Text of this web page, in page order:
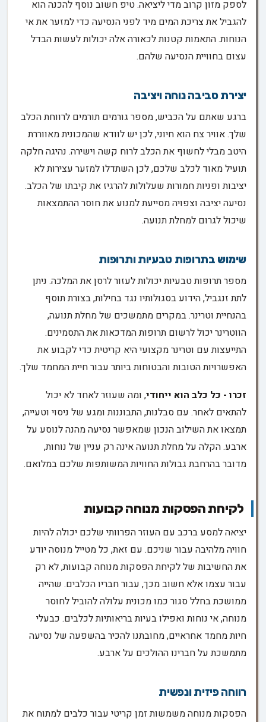
לספק מזון קרוב מדי ליציאה. טיפ חשוב נוסף להכנה הוא
להגביל את צריכת המים מיד לפני הנסיעה כדי למזער את אי
הנוחות. התאמות קטנות לכאורה אלה יכולות לעשות הבדל
עצום בחוויית הנסיעה שלהם.
יצירת סביבה נוחה ויציבה
ברגע שאתם על הכביש, מספר גורמים תורמים לרווחת הכלב
שלך. אוויר צח הוא חיוני, לכן יש לוודא שהמכונית מאווררת
היטב מבלי לחשוף את הכלב לרוח קשה וישירה. נהיגה חלקה
תועיל מאוד לכלב שלכם, לכן השתדלו למזער עצירות לא
יציבות ופניות חמורות שעלולות להרגיז את קיבתו של הכלב.
נסיעה יציבה וצפויה מסייעת למנוע את חוסר ההתמצאות
שיכול לגרום למחלת תנועה.
שימוש בתרופות טבעיות ותרופות
מספר תרופות טבעיות יכולות לעזור לרסן את המלכה. ניתן
לתת זנגביל, הידוע בסגולותיו נגד בחילות, בצורת תוסף
בהנחיית וטרינר. במקרים מתמשכים של מחלת תנועה,
הווטרינר יכול לרשום תרופות המדכאות את התסמינים.
התייעצות עם וטרינר מקצועי היא קריטית כדי לקבוע את
האפשרויות הטובות והבטוחות ביותר עבור חיית המחמד שלך.
זכרו - כל כלב הוא ייחודי, ומה שעוזר לאחד לא יכול
להתאים לאחר. עם סבלנות, התבוננות ומגע של ניסוי וטעייה,
תמצאו את השילוב הנכון שמאפשר נסיעה מהנה לנוסע על
ארבע. הקלה על מחלת תנועה אינה רק עניין של נוחות,
מדובר בהרחבת גבולות החוויות המשותפות שלכם במלואם.
לקיחת הפסקות מנוחה קבועות
יציאה למסע ברכב עם העוזר הפרוותי שלכם יכולה להיות
חוויה מלהיבה עבור שניכם. עם זאת, כל מטייל מנוסה יודע
את החשיבות של לקיחת הפסקות מנוחה קבועות, לא רק
עבור עצמו אלא חשוב מכך, עבור חבריו הכלבים. שהייה
ממושכת בחלל סגור כמו מכונית עלולה להוביל לחוסר
מנוחה, אי נוחות ואפילו בעיות בריאותיות לכלבים. כבעלי
חיות מחמד אחראיים, מחובתנו להכיר בהשפעה של נסיעה
מתמשכת על חברינו ההולכים על ארבע.
רווחה פיזית ונפשית
הפסקות מנוחה משמשות זמן קריטי עבור כלבים למתוח את